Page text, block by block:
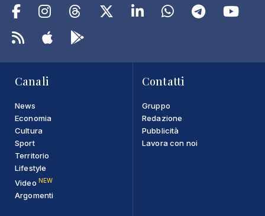
Canali
News
Economia
Cultura
Sport
Territorio
Lifestyle
Video NEW
Argomenti
Contatti
Gruppo
Redazione
Pubblicità
Lavora con noi